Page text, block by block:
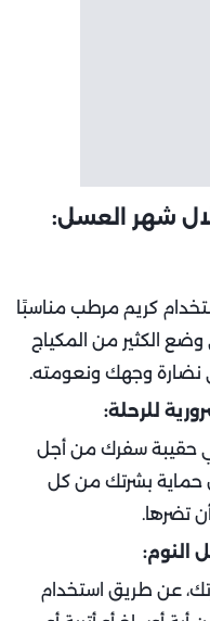
شهر العسل:
كريم مرطب مناسبًا
الكثير من المكياج
نضارة وجهك ونعومته.
حقيبة سفرك من أجل
حماية بشرتك من كل
تضرها.
عن طريق استخدام